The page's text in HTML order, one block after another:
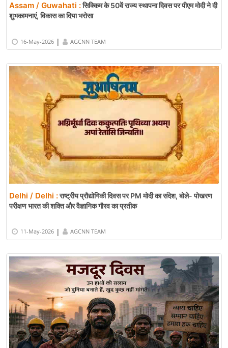
Assam / Guwahati :सिक्किम के 50वें राज्य स्थापना दिवस पर पीएम मोदी ने दी
शुभकामनाएं, विकास का दिया भरोसा
16-May-2026 | AGCNN TEAM
Delhi / Delhi :राष्ट्रीय प्रौद्योगिकी दिवस पर PM मोदी का संदेश, बोले- पोखरण
परीक्षण भारत की शक्ति और वैज्ञानिक गौरव का प्रतीक
11-May-2026 | AGCNN TEAM